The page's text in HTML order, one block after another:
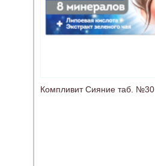
Компливит Сияние таб. №30